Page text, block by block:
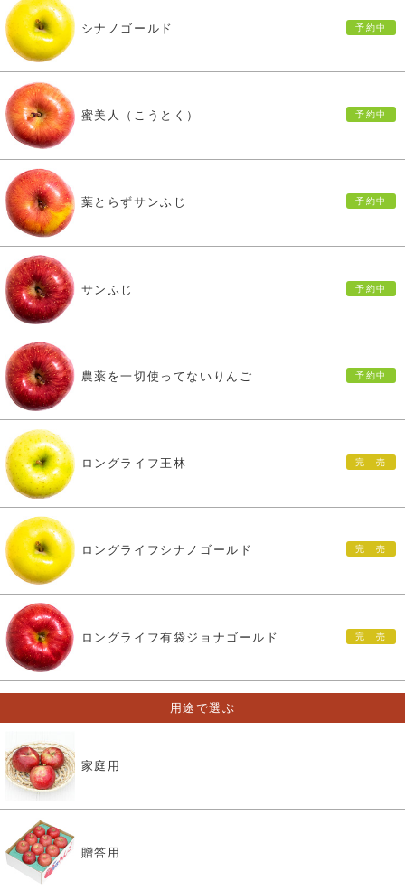
シナノゴールド
蜜美人（こうとく）
葉とらずサンふじ
サンふじ
農薬を一切使ってないりんご
ロングライフ王林
ロングライフシナノゴールド
ロングライフ有袋ジョナゴールド
用途で選ぶ
家庭用
贈答用